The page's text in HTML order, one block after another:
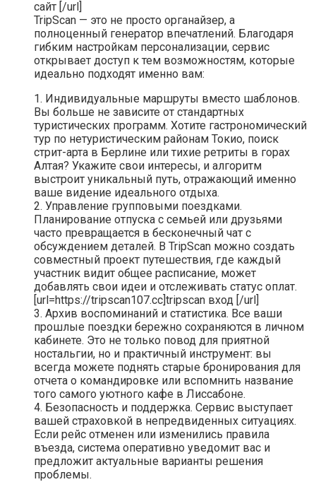
сайт [/url]
TripScan — это не просто органайзер, а
полноценный генератор впечатлений. Благодаря
гибким настройкам персонализации, сервис
открывает доступ к тем возможностям, которые
идеально подходят именно вам:
1. Индивидуальные маршруты вместо шаблонов.
Вы больше не зависите от стандартных
туристических программ. Хотите гастрономический
тур по нетуристическим районам Токио, поиск
стрит-арта в Берлине или тихие ретриты в горах
Алтая? Укажите свои интересы, и алгоритм
выстроит уникальный путь, отражающий именно
ваше видение идеального отдыха.
2. Управление групповыми поездками.
Планирование отпуска с семьей или друзьями
часто превращается в бесконечный чат с
обсуждением деталей. В TripScan можно создать
совместный проект путешествия, где каждый
участник видит общее расписание, может
добавлять свои идеи и отслеживать статус оплат.
[url=https://tripscan107.cc]tripscan вход [/url]
3. Архив воспоминаний и статистика. Все ваши
прошлые поездки бережно сохраняются в личном
кабинете. Это не только повод для приятной
ностальгии, но и практичный инструмент: вы
всегда можете поднять старые бронирования для
отчета о командировке или вспомнить название
того самого уютного кафе в Лиссабоне.
4. Безопасность и поддержка. Сервис выступает
вашей страховкой в непредвиденных ситуациях.
Если рейс отменен или изменились правила
въезда, система оперативно уведомит вас и
предложит актуальные варианты решения
проблемы.